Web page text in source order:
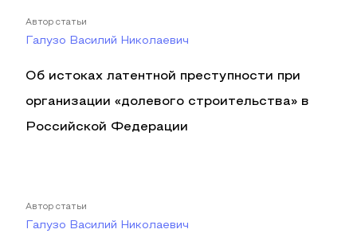
Автор статьи
Галузо Василий Николаевич
Об истоках латентной преступности при
организации «долевого строительства» в
Российской Федерации
Автор статьи
Галузо Василий Николаевич